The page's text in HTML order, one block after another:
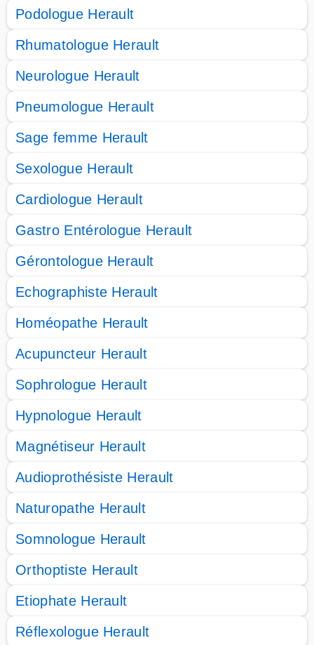
Podologue Herault
Rhumatologue Herault
Neurologue Herault
Pneumologue Herault
Sage femme Herault
Sexologue Herault
Cardiologue Herault
Gastro Entérologue Herault
Gérontologue Herault
Echographiste Herault
Homéopathe Herault
Acupuncteur Herault
Sophrologue Herault
Hypnologue Herault
Magnétiseur Herault
Audioprothésiste Herault
Naturopathe Herault
Somnologue Herault
Orthoptiste Herault
Etiophate Herault
Réflexologue Herault